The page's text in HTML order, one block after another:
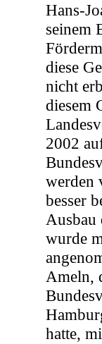
Hans-
seinem
diese
nicht
diesem
2002
werden
besser
Ausbau
wurde
Ameln,
hatte,